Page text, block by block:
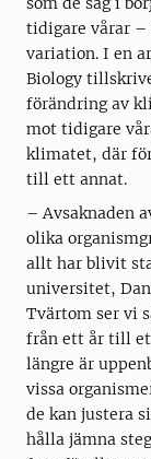
tidigare vårar –
variation. I en
Biology
förändring av
mot tidigare
klimatet, där
till ett annat.
– Avsaknaden
olika
allt har blivit
universitet,
Tvärtom ser vi
från ett år till
längre är
vissa
de kan justera
hålla jämna